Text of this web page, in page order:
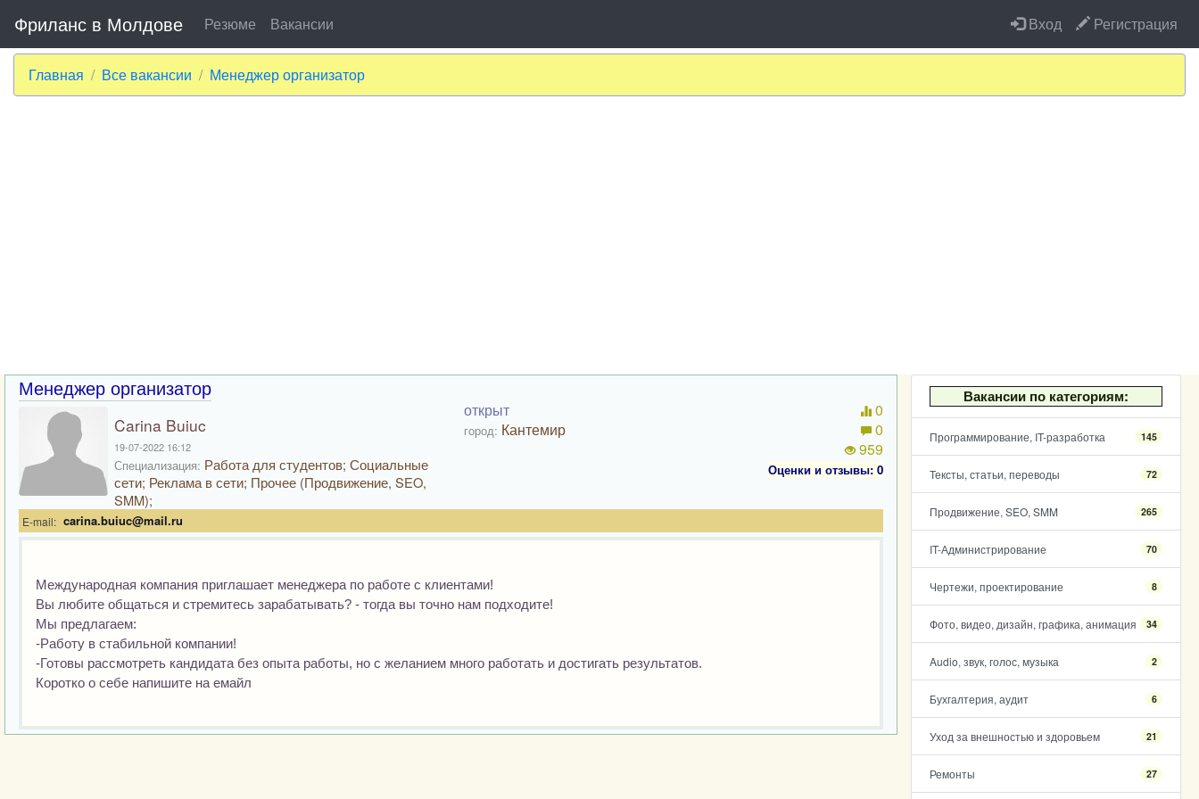
Фриланс в Молдове Резюме Вакансии Вход Регистрация
Главная Все вакансии Менеджер организатор
Вакансии по категориям:
Программирование, IT-разработка 145
Тексты, статьи, переводы 72
Продвижение, SEO, SMM 265
IT-Администрирование 70
Чертежи, проектирование 8
Фото, видео, дизайн, графика, анимация 34
Audio, звук, голос, музыка 2
Бухгалтерия, аудит 6
Уход за внешностью и здоровьем 21
Ремонты 27
Менеджер организатор
Carina Buiuc
19-07-2022 16:12
Специализация: Работа для студентов; Социальные
сети; Реклама в сети; Прочее (Продвижение, SEO,
SMM);
открыт
город: Кантемир
0
0
959
Оценки и отзывы: 0
E-mail: carina.buiuc@mail.ru
Международная компания приглашает менеджера по работе с клиентами!
Вы любите общаться и стремитесь зарабатывать? - тогда вы точно нам подходите!
Мы предлагаем:
-Работу в стабильной компании!
-Готовы рассмотреть кандидата без опыта работы, но с желанием много работать и достигать результатов.
Коротко о себе напишите на емайл